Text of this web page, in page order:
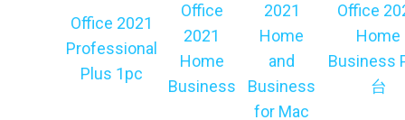
Office 2021
Professional
Plus 1pc
Office
2021
Home
Business
2021
Home
and
Business
for Mac
Office
Home
Business
台